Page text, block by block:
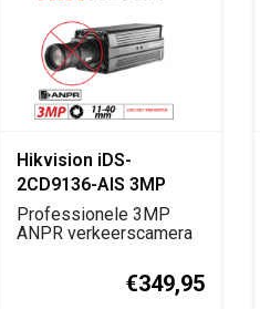
Hikvision iDS-
2CD9136-AIS 3MP
ANPR Network Traffic
Camera (Zonder
Professionele 3MP
ANPR verkeerscamera
€349,95